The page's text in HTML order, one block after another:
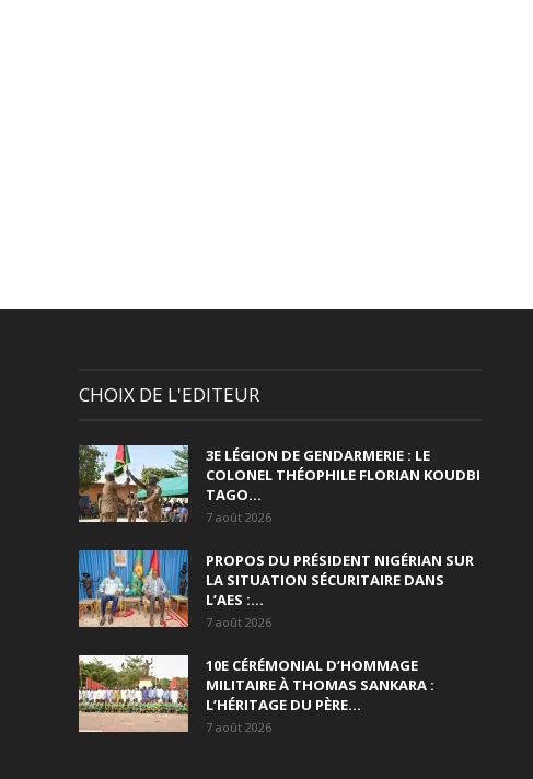
CHOIX DE L'EDITEUR
3E LÉGION DE GENDARMERIE : LE
COLONEL THÉOPHILE FLORIAN KOUDBI
TAGO...
7 août 2026
PROPOS DU PRÉSIDENT NIGÉRIAN SUR
LA SITUATION SÉCURITAIRE DANS
L’AES :...
7 août 2026
10E CÉRÉMONIAL D’HOMMAGE
MILITAIRE À THOMAS SANKARA :
L’HÉRITAGE DU PÈRE...
7 août 2026